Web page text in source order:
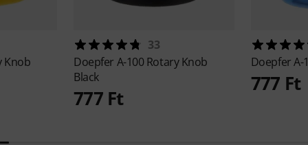
Knob
33
Doepfer A-100 Rotary Knob
Black
777 Ft
DoepferA-
777 Ft